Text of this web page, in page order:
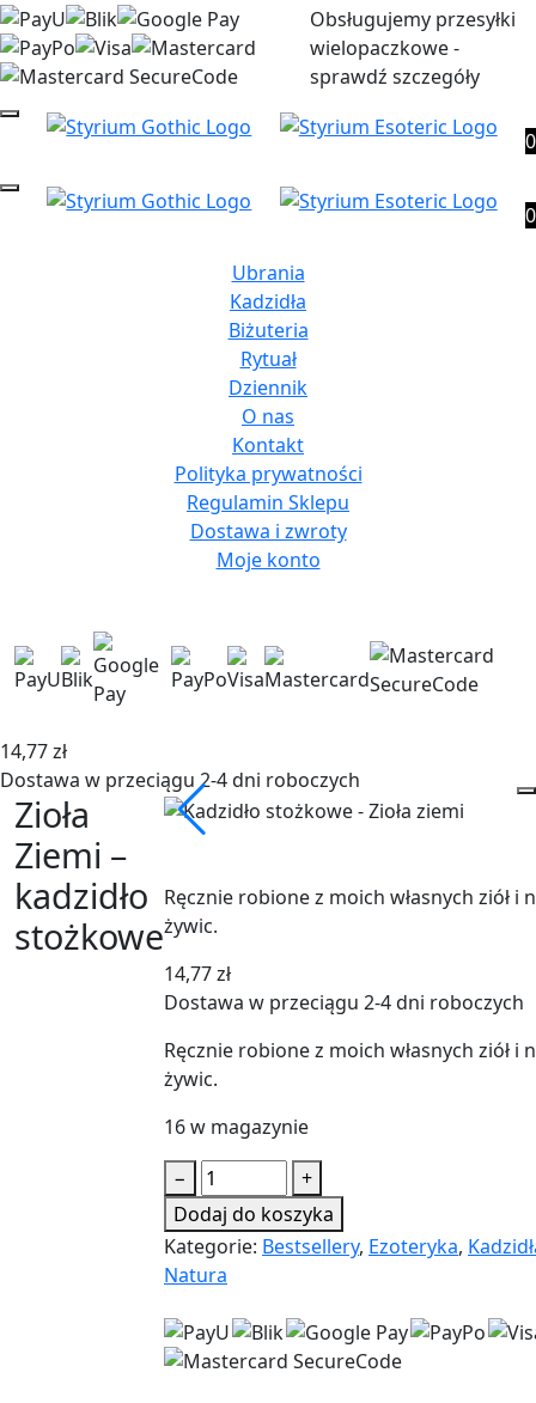
Obsługujemy przesyłki
wielopaczkowe -
sprawdź szczegóły
0
0
Ubrania
Kadzidła
Biżuteria
Rytuał
Dziennik
O nas
Kontakt
Polityka prywatności
Regulamin Sklepu
Dostawa i zwroty
Moje konto
14,77zł
Dostawa w przeciągu 2-4 dni roboczych
Zioła
Ziemi –
kadzidło
stożkowe
Ręcznie robione z moich własnych ziół i
żywic.
14,77zł
Dostawa w przeciągu 2-4 dni roboczych
Ręcznie robione z moich własnych ziół i
żywic.
16 w magazynie
−
ilość
Zioła
Ziemi
-
kadzidło
stożkowe
+
Dodaj do koszyka
Kategorie: Bestsellery, Ezoteryka,
Natura